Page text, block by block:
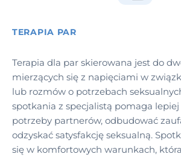
TERAPIA PAR
Terapia dla par skierowana jest do
mierzących się z napięciami w
lub rozmów o potrzebach
spotkania z specjalistą pomaga
potrzeby partnerów, odbudować
odzyskać satysfakcję seksualną.
się w komfortowych warunkach,